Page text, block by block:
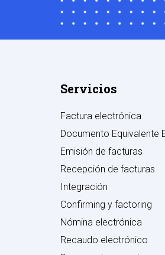
Servicios
Factura electrónica
Documento Equivalente
Emisión de facturas
Recepción de facturas
Integración
Confirming y factoring
Nómina electrónica
Recaudo electrónico